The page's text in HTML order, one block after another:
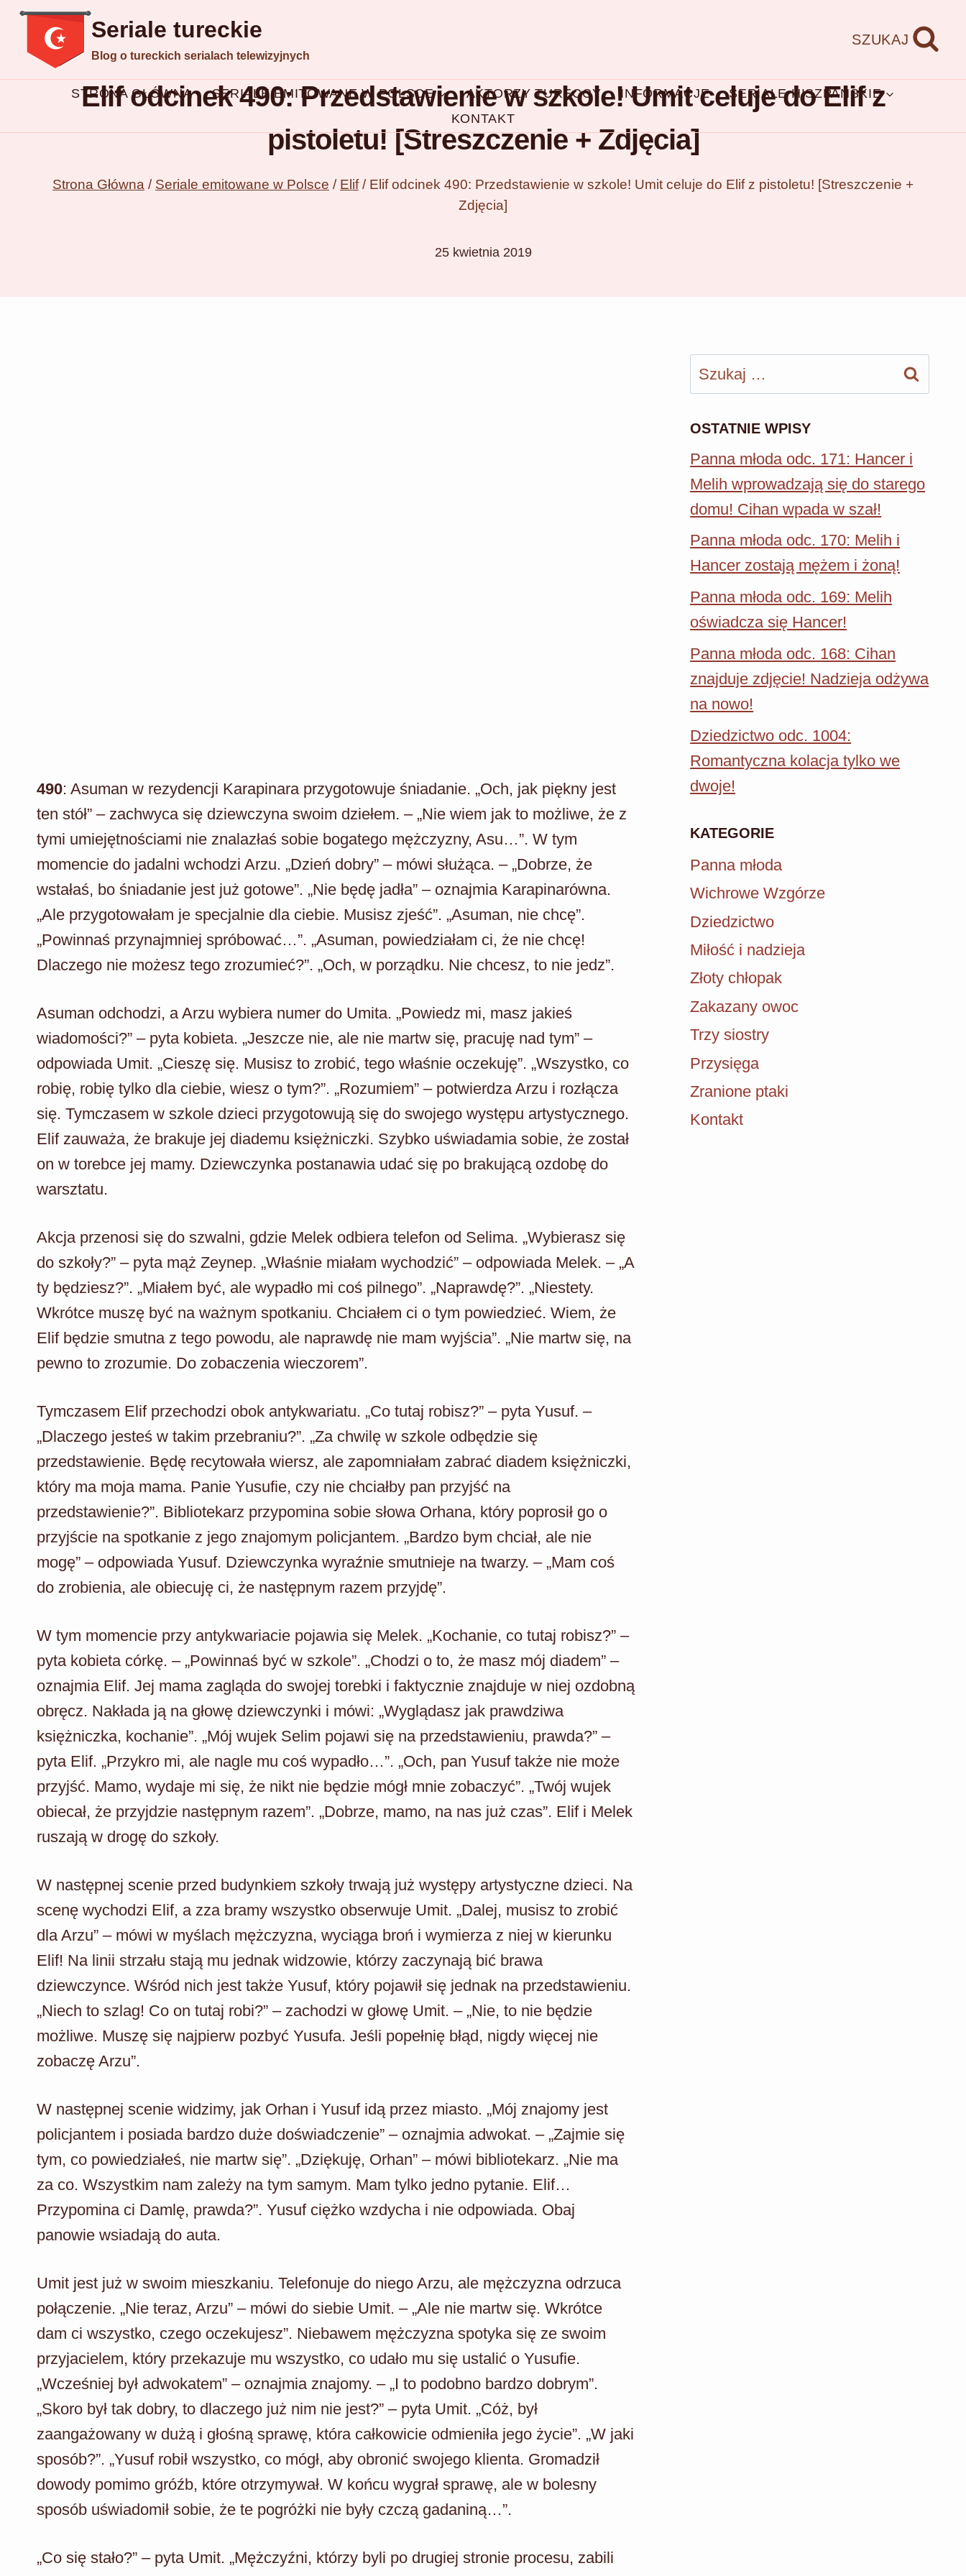
Przejdź
treści
Seriale tureckie
Blog o tureckich serialach telewizyjnych
SZUKAJ
STRONA GŁÓWNA SERIALE EMITOWANE W POLSCE AKTORZY TURECCY INFORMACJE
SERIALE HISZPAŃSKIE
KONTAKT
Elif odcinek 490: Przedstawienie w szkole! Umit celuje do Elif z
pistoletu! [Streszczenie + Zdjęcia]
Strona Główna / Seriale emitowane w Polsce / Elif / Elif odcinek 490: Przedstawienie w szkole! Umit celuje do Elif z pistoletu! [Streszczenie +
Zdjęcia]
25 kwietnia 2019
490: Asuman w rezydencji Karapinara przygotowuje śniadanie. „Och, jak piękny jest
ten stół” – zachwyca się dziewczyna swoim dziełem. – „Nie wiem jak to możliwe, że z
tymi umiejętnościami nie znalazłaś sobie bogatego mężczyzny, Asu…”. W tym
momencie do jadalni wchodzi Arzu. „Dzień dobry” – mówi służąca. – „Dobrze, że
wstałaś, bo śniadanie jest już gotowe”. „Nie będę jadła” – oznajmia Karapinarówna.
„Ale przygotowałam je specjalnie dla ciebie. Musisz zjeść”. „Asuman, nie chcę”.
„Powinnaś przynajmniej spróbować…”. „Asuman, powiedziałam ci, że nie chcę!
Dlaczego nie możesz tego zrozumieć?”. „Och, w porządku. Nie chcesz, to nie jedz”.
Asuman odchodzi, a Arzu wybiera numer do Umita. „Powiedz mi, masz jakieś
wiadomości?” – pyta kobieta. „Jeszcze nie, ale nie martw się, pracuję nad tym” –
odpowiada Umit. „Cieszę się. Musisz to zrobić, tego właśnie oczekuję”. „Wszystko, co
robię, robię tylko dla ciebie, wiesz o tym?”. „Rozumiem” – potwierdza Arzu i rozłącza
się. Tymczasem w szkole dzieci przygotowują się do swojego występu artystycznego.
Elif zauważa, że brakuje jej diademu księżniczki. Szybko uświadamia sobie, że został
on w torebce jej mamy. Dziewczynka postanawia udać się po brakującą ozdobę do
warsztatu.
Akcja przenosi się do szwalni, gdzie Melek odbiera telefon od Selima. „Wybierasz się
do szkoły?” – pyta mąż Zeynep. „Właśnie miałam wychodzić” – odpowiada Melek. – „A
ty będziesz?”. „Miałem być, ale wypadło mi coś pilnego”. „Naprawdę?”. „Niestety.
Wkrótce muszę być na ważnym spotkaniu. Chciałem ci o tym powiedzieć. Wiem, że
Elif będzie smutna z tego powodu, ale naprawdę nie mam wyjścia”. „Nie martw się, na
pewno to zrozumie. Do zobaczenia wieczorem”.
Tymczasem Elif przechodzi obok antykwariatu. „Co tutaj robisz?” – pyta Yusuf. –
„Dlaczego jesteś w takim przebraniu?”. „Za chwilę w szkole odbędzie się
przedstawienie. Będę recytowała wiersz, ale zapomniałam zabrać diadem księżniczki,
który ma moja mama. Panie Yusufie, czy nie chciałby pan przyjść na
przedstawienie?”. Bibliotekarz przypomina sobie słowa Orhana, który poprosił go o
przyjście na spotkanie z jego znajomym policjantem. „Bardzo bym chciał, ale nie
mogę” – odpowiada Yusuf. Dziewczynka wyraźnie smutnieje na twarzy. – „Mam coś
do zrobienia, ale obiecuję ci, że następnym razem przyjdę”.
W tym momencie przy antykwariacie pojawia się Melek. „Kochanie, co tutaj robisz?” –
pyta kobieta córkę. – „Powinnaś być w szkole”. „Chodzi o to, że masz mój diadem” –
oznajmia Elif. Jej mama zagląda do swojej torebki i faktycznie znajduje w niej ozdobną
obręcz. Nakłada ją na głowę dziewczynki i mówi: „Wyglądasz jak prawdziwa
księżniczka, kochanie”. „Mój wujek Selim pojawi się na przedstawieniu, prawda?” –
pyta Elif. „Przykro mi, ale nagle mu coś wypadło…”. „Och, pan Yusuf także nie może
przyjść. Mamo, wydaje mi się, że nikt nie będzie mógł mnie zobaczyć”. „Twój wujek
obiecał, że przyjdzie następnym razem”. „Dobrze, mamo, na nas już czas”. Elif i Melek
ruszają w drogę do szkoły.
W następnej scenie przed budynkiem szkoły trwają już występy artystyczne dzieci. Na
scenę wychodzi Elif, a zza bramy wszystko obserwuje Umit. „Dalej, musisz to zrobić
dla Arzu” – mówi w myślach mężczyzna, wyciąga broń i wymierza z niej w kierunku
Elif! Na linii strzału stają mu jednak widzowie, którzy zaczynają bić brawa
dziewczynce. Wśród nich jest także Yusuf, który pojawił się jednak na przedstawieniu.
„Niech to szlag! Co on tutaj robi?” – zachodzi w głowę Umit. – „Nie, to nie będzie
możliwe. Muszę się najpierw pozbyć Yusufa. Jeśli popełnię błąd, nigdy więcej nie
zobaczę Arzu”.
W następnej scenie widzimy, jak Orhan i Yusuf idą przez miasto. „Mój znajomy jest
policjantem i posiada bardzo duże doświadczenie” – oznajmia adwokat. – „Zajmie się
tym, co powiedziałeś, nie martw się”. „Dziękuję, Orhan” – mówi bibliotekarz. „Nie ma
za co. Wszystkim nam zależy na tym samym. Mam tylko jedno pytanie. Elif…
Przypomina ci Damlę, prawda?”. Yusuf ciężko wzdycha i nie odpowiada. Obaj
panowie wsiadają do auta.
Umit jest już w swoim mieszkaniu. Telefonuje do niego Arzu, ale mężczyzna odrzuca
połączenie. „Nie teraz, Arzu” – mówi do siebie Umit. – „Ale nie martw się. Wkrótce
dam ci wszystko, czego oczekujesz”. Niebawem mężczyzna spotyka się ze swoim
przyjacielem, który przekazuje mu wszystko, co udało mu się ustalić o Yusufie.
„Wcześniej był adwokatem” – oznajmia znajomy. – „I to podobno bardzo dobrym”.
„Skoro był tak dobry, to dlaczego już nim nie jest?” – pyta Umit. „Cóż, był
zaangażowany w dużą i głośną sprawę, która całkowicie odmieniła jego życie”. „W jaki
sposób?”. „Yusuf robił wszystko, co mógł, aby obronić swojego klienta. Gromadził
dowody pomimo gróźb, które otrzymywał. W końcu wygrał sprawę, ale w bolesny
sposób uświadomił sobie, że te pogróżki nie były czczą gadaniną…”.
„Co się stało?” – pyta Umit. „Mężczyźni, którzy byli po drugiej stronie procesu, zabili
Szukaj:
OSTATNIE WPISY
Panna młoda odc. 171: Hancer i
Melih wprowadzają się do starego
domu! Cihan wpada w szał!
Panna młoda odc. 170: Melih i
Hancer zostają mężem i żoną!
Panna młoda odc. 169: Melih
oświadcza się Hancer!
Panna młoda odc. 168: Cihan
znajduje zdjęcie! Nadzieja odżywa
na nowo!
Dziedzictwo odc. 1004:
Romantyczna kolacja tylko we
dwoje!
KATEGORIE
Panna młoda
Wichrowe Wzgórze
Dziedzictwo
Miłość i nadzieja
Złoty chłopak
Zakazany owoc
Trzy siostry
Przysięga
Zranione ptaki
Kontakt